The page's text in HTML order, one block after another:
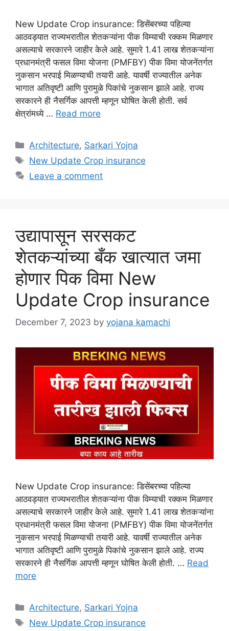
New Update Crop insurance: डिसेंबरच्या पहिल्या
आठवड्यात राज्यभरातील शेतकऱ्यांना पीक विम्याची रक्कम मिळणार
असल्याचे सरकारने जाहीर केले आहे. सुमारे 1.41 लाख शेतकऱ्यांना
प्रधानमंत्री फसल विमा योजना (PMFBY) पीक विमा योजनेंतर्गत
नुकसान भरपाई मिळण्याची तयारी आहे. यावर्षी राज्यातील अनेक
भागात अतिवृष्टी आणि पुरामुळे पिकांचे नुकसान झाले आहे. राज्य
सरकारने ही नैसर्गिक आपत्ती म्हणून घोषित केली होती. सर्व
क्षेत्रांमध्ये … Read more
Categories
Architecture, Sarkari Yojna
Tags
New Update Crop insurance
Leave a comment
उद्यापासून सरसकट
शेतकऱ्यांच्या बँक खात्यात जमा
होणार पिक विमा New
Update Crop insurance
December 7, 2023 by yojana kamachi
New Update Crop insurance: डिसेंबरच्या पहिल्या
आठवड्यात राज्यभरातील शेतकऱ्यांना पीक विम्याची रक्कम मिळणार
असल्याचे सरकारने जाहीर केले आहे. सुमारे 1.41 लाख शेतकऱ्यांना
प्रधानमंत्री फसल विमा योजना (PMFBY) पीक विमा योजनेंतर्गत
नुकसान भरपाई मिळण्याची तयारी आहे. यावर्षी राज्यातील अनेक
भागात अतिवृष्टी आणि पुरामुळे पिकांचे नुकसान झाले आहे. राज्य
सरकारने ही नैसर्गिक आपत्ती म्हणून घोषित केली होती. … Read
more
Categories
Architecture, Sarkari Yojna
Tags
New Update Crop insurance